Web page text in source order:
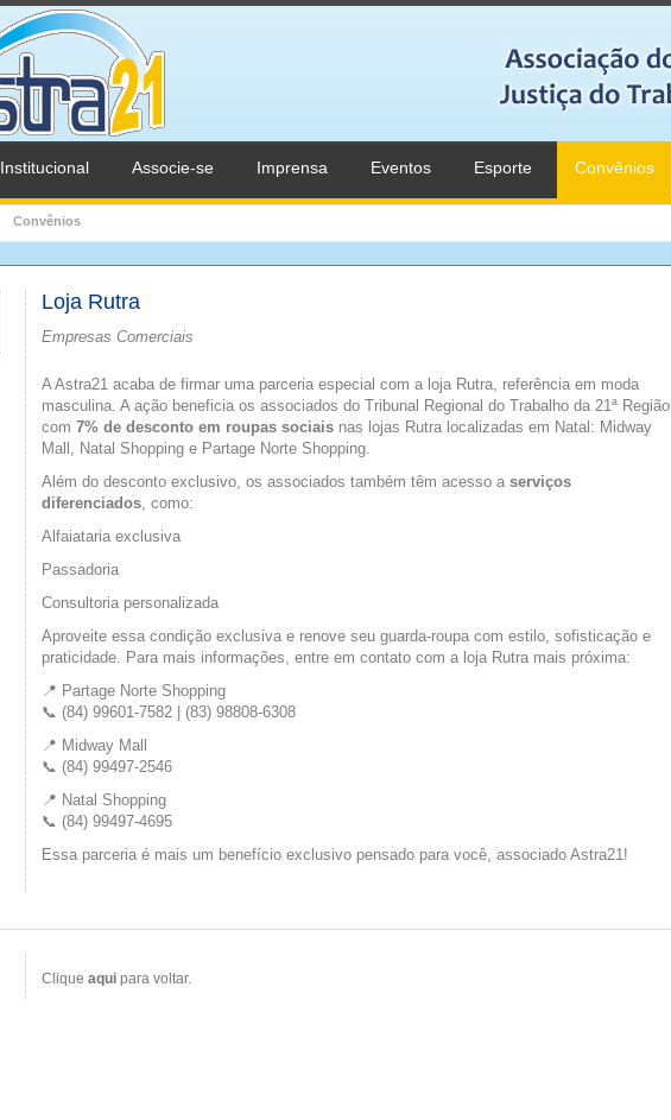
Institucional Associe-se Imprensa Eventos Esporte Convênios
Convênios
Loja Rutra
Empresas Comerciais
A Astra21 acaba de firmar uma parceria especial com a loja Rutra, referência em moda
masculina. A ação beneficia os associados do Tribunal Regional do Trabalho da 21ª Região
com 7% de desconto em roupas sociais nas lojas Rutra localizadas em Natal: Midway
Mall, Natal Shopping e Partage Norte Shopping.
Além do desconto exclusivo, os associados também têm acesso a serviços
diferenciados, como:
Alfaiataria exclusiva
Passadoria
Consultoria personalizada
Aproveite essa condição exclusiva e renove seu guarda-roupa com estilo, sofisticação e
praticidade. Para mais informações, entre em contato com a loja Rutra mais próxima:
📍 Partage Norte Shopping
📞 (84) 99601-7582 | (83) 98808-6308
📍 Midway Mall
📞 (84) 99497-2546
📍 Natal Shopping
📞 (84) 99497-4695
Essa parceria é mais um benefício exclusivo pensado para você, associado Astra21!
Clique aqui para voltar.